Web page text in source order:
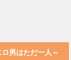
男はただ一人～